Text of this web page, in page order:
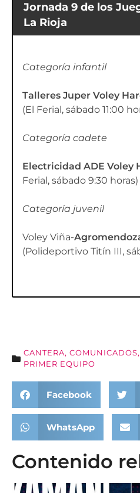
Jornada 9 de los
La Rioja
Categoría infantil
Talleres Juper Voley
(El Ferial, sábado 11:00
Categoría cadete
Electricidad ADE Voley
Ferial, sábado 9:30 horas)
Categoría juvenil
Voley Viña-
(Polideportivo Titín III,
CANTERA, COMUNICADOS,
PRIMER EQUIPO
Facebook
WhatsApp
Contenido